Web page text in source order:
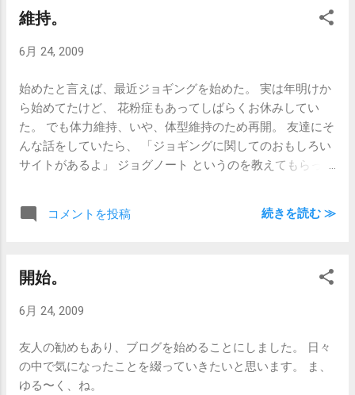
いのかな？ かなり気になる。 とりあえず今
回買った分は、実験も続けつつ、 ブログの
んですが・・・。 新しいものを買うのはや
っぱり楽しいですね。 いや、ただ新しいも
の好きなだけ・・・か？
維持。
6月 24, 2009
始めたと言えば、最近ジョギングを始めた。 実は年明けか
ら始めてたけど、 花粉症もあってしばらくお休みしてい
た。 でも体力維持、いや、体型維持のため再開。 友達にそ
んな話をしていたら、 「ジョギングに関してのおもしろい
サイトがあるよ」 ジョグノート というのを教えてもらっ
さっては走るから・・・きっと。
コメントを投稿 続きを読む ≫
開始。
6月 24, 2009
友人の勧めもあり、ブログを始めることにしました。 日々
の中で気になったことを綴っていきたいと思います。 ま、
ゆる〜く、ね。